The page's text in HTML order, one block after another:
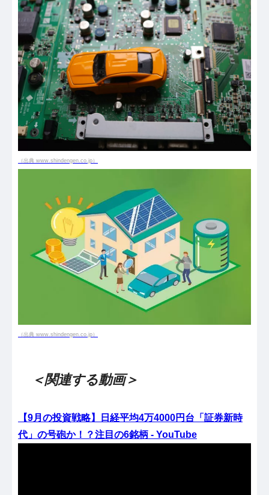
（出典 www.shindengen.co.jp）
（出典 www.shindengen.co.jp）
＜関連する動画＞
【9月の投資戦略】日経平均4万4000円台「証券新時
代」の号砲か！？注目の6銘柄 - YouTube